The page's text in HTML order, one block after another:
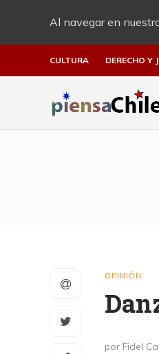
Al navegar en
CULTURA DERECHO Y
OPINIÓN
por Fidel